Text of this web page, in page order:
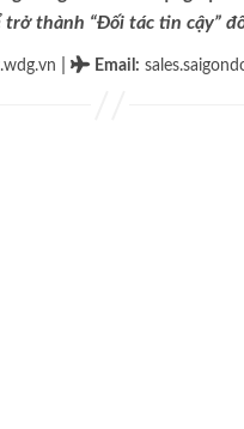
trở thành “Đối tác tin cậy”
Email :